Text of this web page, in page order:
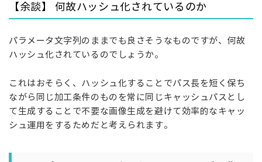
【余談】 何故ハッシュ化されているのか
パラメータ文字列のままでも良さそうなものですが、何故
ハッシュ化されているのでしょうか。
これはおそらく、ハッシュ化することでパス長を短く保ち
ながら同じ加工条件のものを常に同じキャッシュパスとし
て生成することで不要な画像生成を避けて効率的なキャッ
シュ運用をするためだと考えられます。